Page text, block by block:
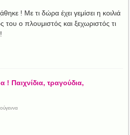
! Με τι δώρα έχει γεμίσει η κοιλιά
του ο πλουμιστός και ξεχωριστός τι
Παιχνίδια, τραγούδια,